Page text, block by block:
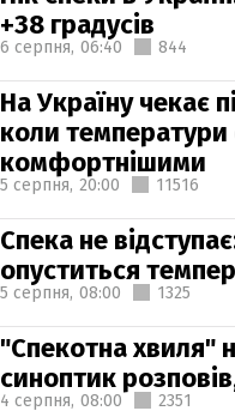
+38 градусів
6 серпня, 06:40 844
На Україну чекає
коли температури
комфортнішими
5 серпня, 20:00 11516
Спека не
опуститься
5 серпня, 08:00 1325
"Спекотна хвиля"
синоптик
4 серпня, 08:00 2351